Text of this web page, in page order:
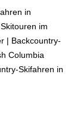
in
im
| Backcountry-
Columbia
Skifahren in